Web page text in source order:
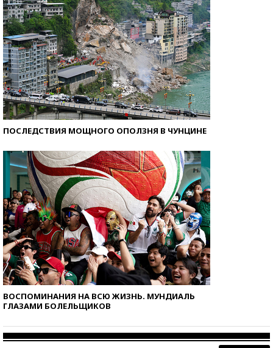
ПОСЛЕДСТВИЯ МОЩНОГО ОПОЛЗНЯ В ЧУНЦИНЕ
ВОСПОМИНАНИЯ НА ВСЮ ЖИЗНЬ. МУНДИАЛЬ
ГЛАЗАМИ БОЛЕЛЬЩИКОВ